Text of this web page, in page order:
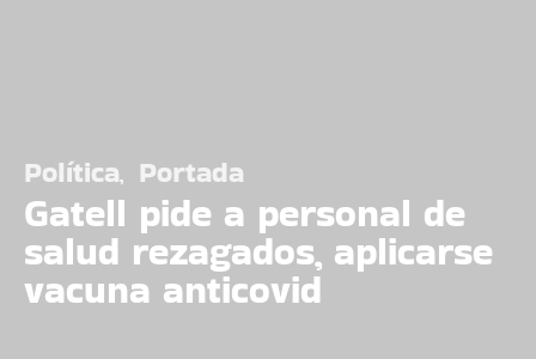
Política Portada
Gatell pide a personal de
salud rezagados, aplicarse
vacuna anticovid